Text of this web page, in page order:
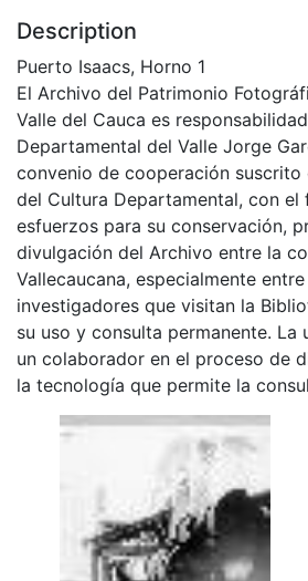
Description
Puerto Isaacs, Horno 1
El Archivo del Patrimonio
Valle del Cauca es
Departamental del Valle Jorge
convenio de cooperación suscrito
del Cultura Departamental, con el
esfuerzos para su conservación,
divulgación del Archivo entre la
Vallecaucana, especialmente
investigadores que visitan la
su uso y consulta permanente. La
un colaborador en el proceso de
la tecnología que permite la